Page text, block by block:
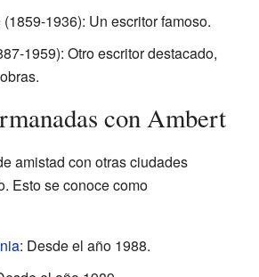
(1859-1936): Un escritor famoso.
1959): Otro escritor destacado,
con Ambert
amistad con otras ciudades
Esto se conoce como
: Desde el año 1988.